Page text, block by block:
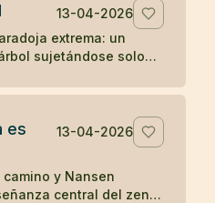
13-04-2026
extrema: un
sujetándose solo
sobre respuesta y
es
13-04-2026
y Nansen
central del zen: